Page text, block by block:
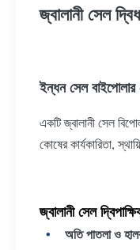
জ্বালানী সেল
ইন্ধন সেল
একটি জ্বালানী সেল
কোষের কার্যকারিতা,
জ্বালানী সেল
অতি পাতলা ও